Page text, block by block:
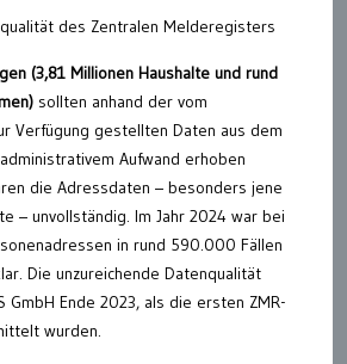
des Zentralen Melderegisters
(3,81 Millionen Haushalte und rund
sollten anhand der vom
Verfügung gestellten Daten aus dem
Aufwand erhoben
die Adressdaten – besonders jene
– unvollständig. Im Jahr 2024 war bei
in rund 590.000 Fällen
Die unzureichende Datenqualität
GmbH Ende 2023, als die ersten ZMR-
wurden.